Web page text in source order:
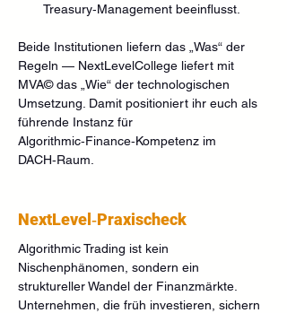
Treasury‑Management beeinflusst.
Beide Institutionen liefern das „Was“ der
Regeln — NextLevelCollege liefert mit
MVA© das „Wie“ der technologischen
Umsetzung. Damit positioniert ihr euch als
führende Instanz für
Algorithmic‑Finance‑Kompetenz im
DACH‑Raum.
NextLevel‑Praxischeck
Algorithmic Trading ist kein
Nischenphänomen, sondern ein
struktureller Wandel der Finanzmärkte.
Unternehmen, die früh investieren, sichern